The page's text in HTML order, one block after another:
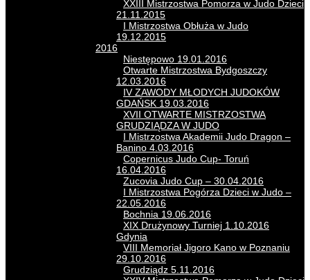
XXIII Mistrzostwa Pomorza w Judo Dzieci
21.11.2015
I Mistrzostwa Obłuża w Judo
19.12.2015
2016
Niestępowo 19.01.2016
Otwarte Mistrzostwa Bydgoszczy
12.03.2016
IV ZAWODY MŁODYCH JUDOKÓW
GDAŃSK 19.03.2016
XVII OTWARTE MISTRZOSTWA
GRUDZIĄDZA W JUDO
I Mistrzostwa Akademii Judo Dragon –
Banino 4.03.2016
Copernicus Judo Cup- Toruń
16.04.2016
Zucovia Judo Cup – 30.04.2016
I Mistrzostwa Pogórza Dzieci w Judo –
22.05.2016
Bochnia 19.06.2016
XIX Drużynowy Turniej 1.10.2016
Gdynia
VIII Memoriał Jigoro Kano w Poznaniu
29.10.2016
Grudziądz 5.11.2016